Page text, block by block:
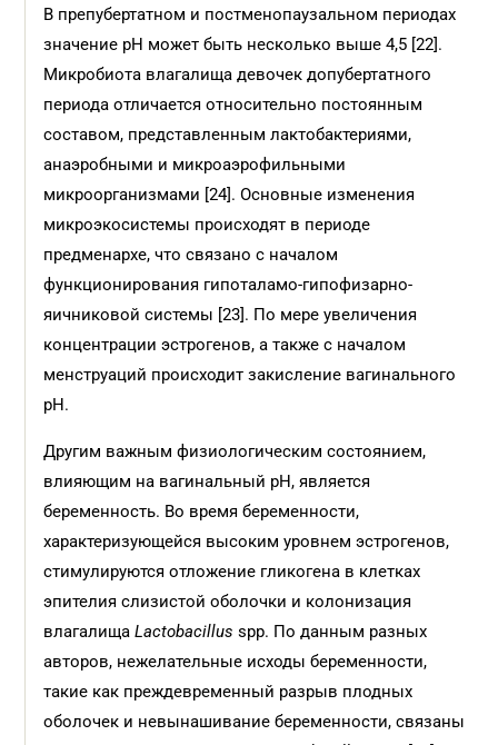
В препубертатном и постменопаузальном периодах
значение pH может быть несколько выше 4,5 [22].
Микробиота влагалища девочек допубертатного
периода отличается относительно постоянным
составом, представленным лактобактериями,
анаэробными и микроаэрофильными
микроорганизмами [24]. Основные изменения
микроэкосистемы происходят в периоде
предменархе, что связано с началом
функционирования гипоталамо-гипофизарно-
яичниковой системы [23]. По мере увеличения
концентрации эстрогенов, а также с началом
менструаций происходит закисление вагинального
pH.
Другим важным физиологическим состоянием,
влияющим на вагинальный pH, является
беременность. Во время беременности,
характеризующейся высоким уровнем эстрогенов,
стимулируются отложение гликогена в клетках
эпителия слизистой оболочки и колонизация
влагалищаLactobacillus spp. По данным разных
авторов, нежелательные исходы беременнос­ти,
такие как преждевременный разрыв плодных
оболочек и невынашивание беременности, связаны